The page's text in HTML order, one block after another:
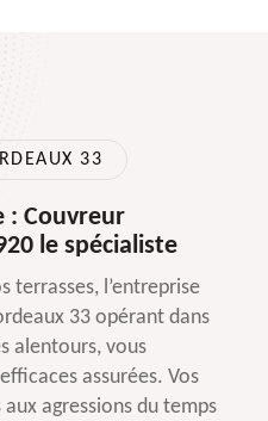
33
: Couvreur
le spécialiste
terrasses, l’entreprise
33 opérant dans
alentours, vous
assurées. Vos
agressions du temps